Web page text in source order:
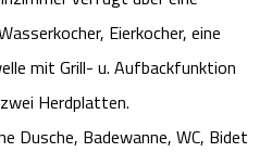
Eierkocher, eine
mit Grill- u. Aufbackfunktion
Herdplatten.
Dusche, Badewanne, WC, Bidet